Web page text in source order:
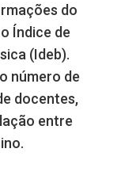
do
Índice de
(Ideb).
número de
docentes,
entre